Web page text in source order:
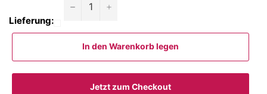
Lieferung:
− +
In den Warenkorb legen
Jetzt zum Checkout